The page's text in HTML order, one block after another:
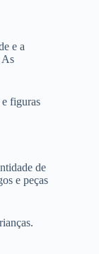
e a
As
figuras
de
e peças